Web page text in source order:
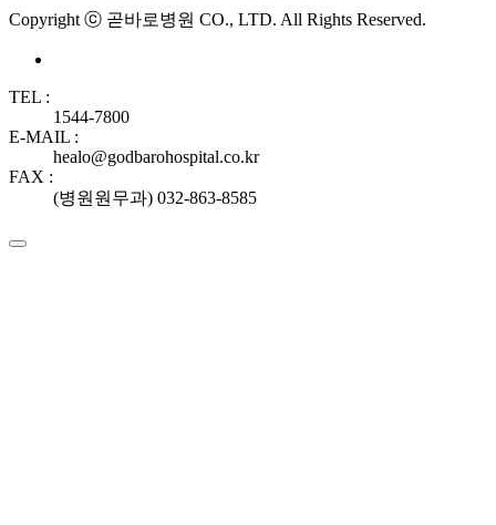
Copyright ⓒ 곧바로병원 CO., LTD. All Rights Reserved.
TEL :
1544-7800
E-MAIL :
healo@godbarohospital.co.kr
FAX :
(병원원무과) 032-863-8585